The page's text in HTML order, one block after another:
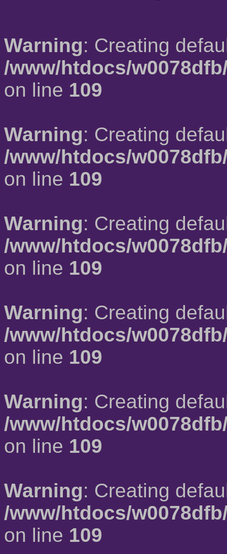
Warning: Creating
/www/htdocs/
on line 109
Warning: Creating
/www/htdocs/
on line 109
Warning: Creating
/www/htdocs/
on line 109
Warning: Creating
/www/htdocs/
on line 109
Warning: Creating
/www/htdocs/
on line 109
Warning: Creating
/www/htdocs/
on line 109